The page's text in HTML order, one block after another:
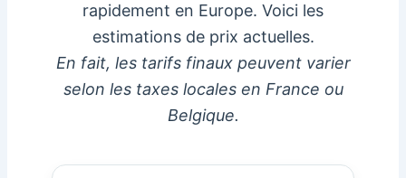
rapidement en Europe. Voici les
estimations de prix actuelles.
En fait, les tarifs finaux peuvent varier
selon les taxes locales en France ou
Belgique.